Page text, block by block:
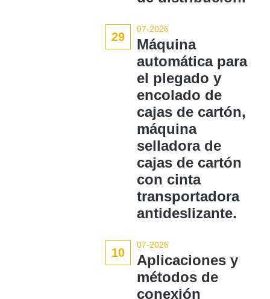
29
07-2026
Máquina
automática para
el plegado y
encolado de
cajas de cartón,
máquina
selladora de
cajas de cartón
con cinta
transportadora
antideslizante.
10
07-2026
Aplicaciones y
métodos de
conexión